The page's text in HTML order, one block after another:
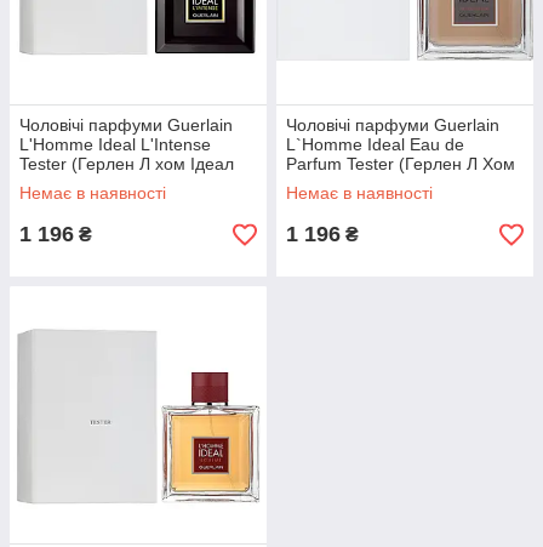
Чоловічі парфуми Guerlain
L'Homme Ideal L'Intense
Tester (Герлен Л хом Ідеал
Інтенс) Парфумована вода
100 ml/мл Тестер
Немає в наявності
1 196 ₴
Чоловічі парфуми Guerlain
L`Homme Ideal Eau de
Parfum Tester (Герлен Л Хом
Ідеал) 100 ml/мл Тестер
Немає в наявності
1 196 ₴